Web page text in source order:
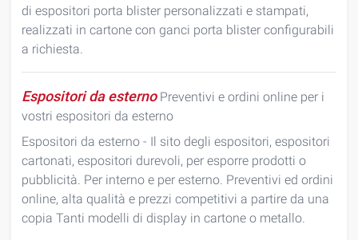
di espositori porta blister personalizzati e stampati,
realizzati in cartone con ganci porta blister configurabili
a richiesta.
Espositori da esternoPreventivi e ordini online per i
vostri espositori da esterno
Espositori da esterno - Il sito degli espositori, espositori
cartonati, espositori durevoli, per esporre prodotti o
pubblicità. Per interno e per esterno. Preventivi ed ordini
online, alta qualità e prezzi competitivi a partire da una
copia Tanti modelli di display in cartone o metallo.